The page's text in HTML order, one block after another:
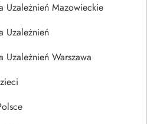
Uzależnień Mazowieckie
Uzależnień
Uzależnień Warszawa